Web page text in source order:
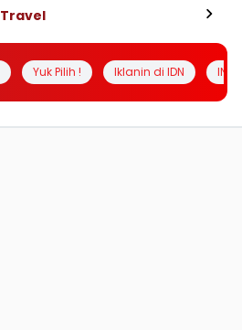
Travel
Yuk Pilih ! Iklanin di IDN